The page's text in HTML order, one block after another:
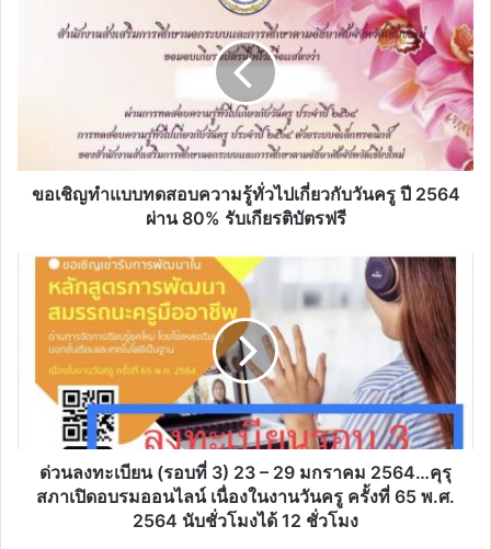
เกี่ยว
กับ
2564
เกียรติ
ขอเชิญทำแบบทดสอบความรู้ทั่วไปเกี่ยวกับวันครู ปี 2564
ผ่าน 80% รับเกียรติบัตรฟรี
ด่วน
ทะเบียน
29
มกราคม
2564…
ด่วนลงทะเบียน (รอบที่ 3) 23 – 29 มกราคม 2564…คุรุ
สภาเปิดอบรมออนไลน์ เนื่องในงานวันครู ครั้งที่ 65 พ.ศ.
2564 นับชั่วโมงได้ 12 ชั่วโมง